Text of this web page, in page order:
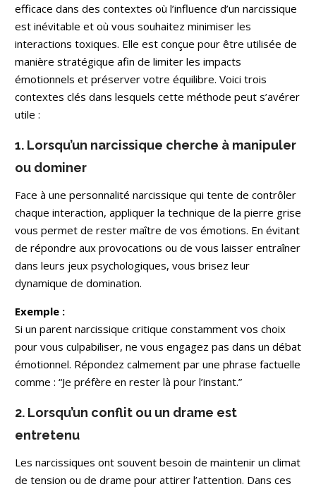
efficace dans des contextes où l’influence d’un narcissique
est inévitable et où vous souhaitez minimiser les
interactions toxiques. Elle est conçue pour être utilisée de
manière stratégique afin de limiter les impacts
émotionnels et préserver votre équilibre. Voici trois
contextes clés dans lesquels cette méthode peut s’avérer
utile :
1. Lorsqu’un narcissique cherche à manipuler
ou dominer
Face à une personnalité narcissique qui tente de contrôler
chaque interaction, appliquer la technique de la pierre grise
vous permet de rester maître de vos émotions. En évitant
de répondre aux provocations ou de vous laisser entraîner
dans leurs jeux psychologiques, vous brisez leur
dynamique de domination.
Exemple :
Si un parent narcissique critique constamment vos choix
pour vous culpabiliser, ne vous engagez pas dans un débat
émotionnel. Répondez calmement par une phrase factuelle
comme : “Je préfère en rester là pour l’instant.”
2. Lorsqu’un conflit ou un drame est
entretenu
Les narcissiques ont souvent besoin de maintenir un climat
de tension ou de drame pour attirer l’attention. Dans ces